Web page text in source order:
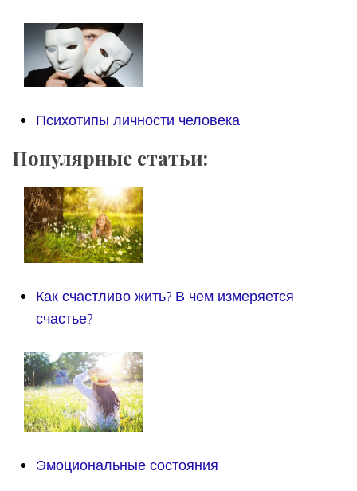
Психотипы личности человека
Популярные статьи:
Как счастливо жить? В чем измеряется
счастье?
Эмоциональные состояния